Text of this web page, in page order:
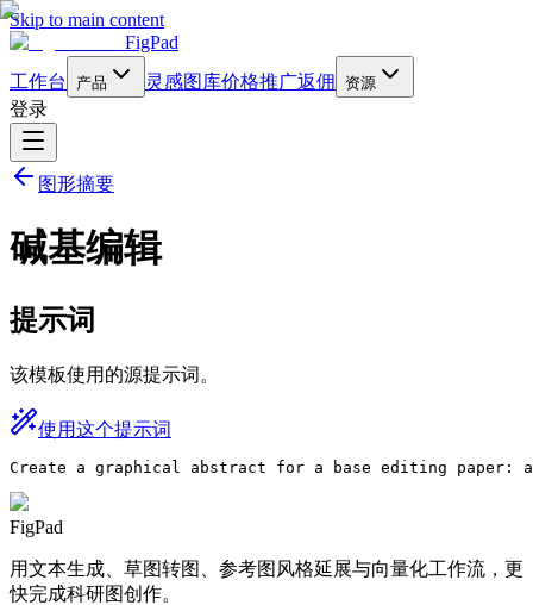
Skip to main content
FigPad
工作台
产品 灵感图库价格推广返佣 资源
登录
图形摘要
碱基编辑
提示词
该模板使用的源提示词。
使用这个提示词
Create a graphical abstract for a base editing paper:
FigPad
用文本生成、草图转图、参考图风格延展与向量化工作流，更
快完成科研图创作。